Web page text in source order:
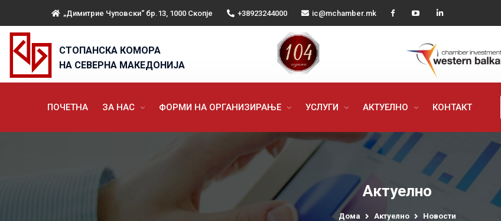
„Димитрие Чуповски“ бр.13, 1000 Скопје +38923244000 ic@mchamber.mk
СТОПАНСКА КОМОРА
НА СЕВЕРНА МАКЕДОНИЈА
ПОЧЕТНА ЗА НАС ФОРМИ НА ОРГАНИЗИРАЊЕ УСЛУГИ АКТУЕЛНО КОНТАКТ
Актуелно
Дома Актуелно Новости